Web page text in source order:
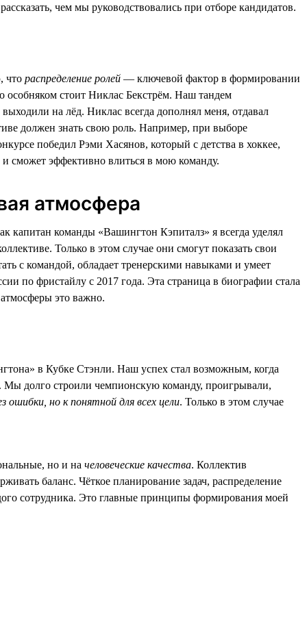
чем мы руководствовались при отборе кандидатов.
что распределение ролей — ключевой фактор в формировании
особняком стоит Никлас Бекстрём. Наш тандем
на лёд. Никлас всегда дополнял меня, отдавал
должен знать свою роль. Например, при выборе
победил Рэми Хасянов, который с детства в хоккее,
сможет эффективно влиться в мою команду.
атмосфера
команды «Вашингтон Кэпиталз» я всегда уделял
Только в этом случае они смогут показать свои
с командой, обладает тренерскими навыками и умеет
по фристайлу с 2017 года. Эта страница в биографии стала
это важно.
в Кубке Стэнли. Наш успех стал возможным, когда
Мы долго строили чемпионскую команду, проигрывали,
ошибки, но к понятной для всех цели. Только в этом случае
но и на человеческие качества. Коллектив
баланс. Чёткое планирование задач, распределение
сотрудника. Это главные принципы формирования моей